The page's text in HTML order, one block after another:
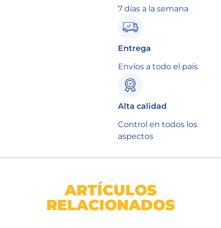
7 días a la semana
Entrega
Envíos a todo el país
Alta calidad
Control en todos los
aspectos
ARTÍCULOS
RELACIONADOS